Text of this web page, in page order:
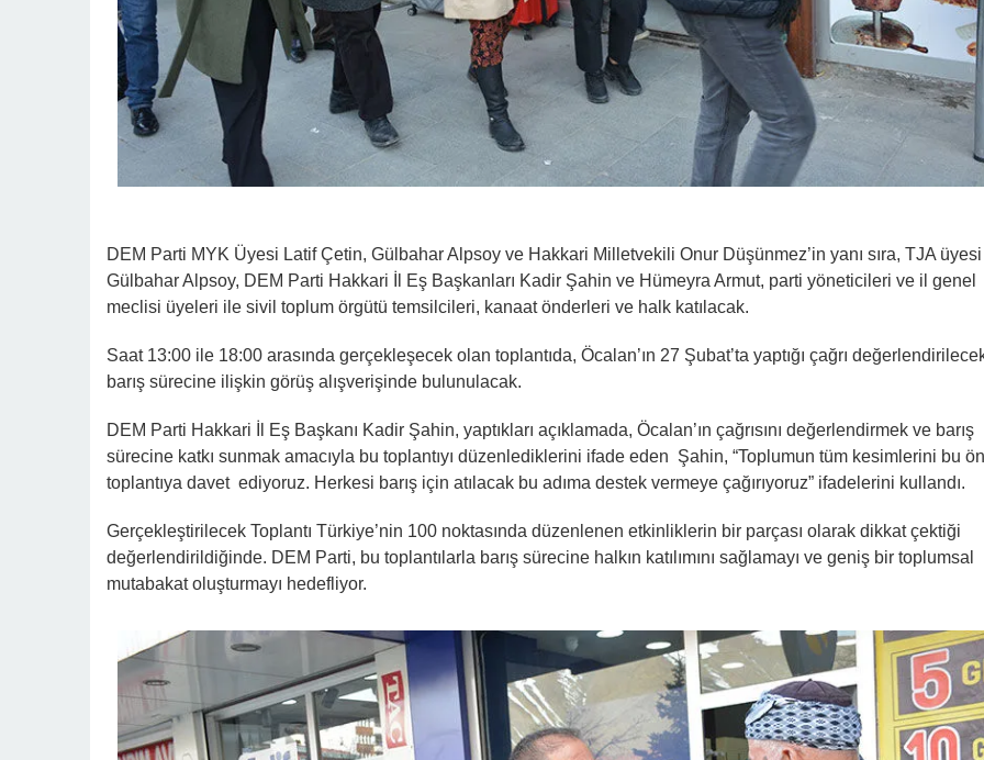
DEM Parti MYK Üyesi Latif Çetin, Gülbahar Alpsoy ve Hakkari Milletvekili Onur Düşünmez’in yanı sıra, TJA üyesi
Gülbahar Alpsoy, DEM Parti Hakkari İl Eş Başkanları Kadir Şahin ve Hümeyra Armut, parti yöneticileri ve il genel
meclisi üyeleri ile sivil toplum örgütü temsilcileri, kanaat önderleri ve halk katılacak.
Saat 13:00 ile 18:00 arasında gerçekleşecek olan toplantıda, Öcalan’ın 27 Şubat’ta yaptığı çağrı
barış sürecine ilişkin görüş alışverişinde bulunulacak.
DEM Parti Hakkari İl Eş Başkanı Kadir Şahin, yaptıkları açıklamada, Öcalan’ın çağrısını değerlendirmek ve barış
sürecine katkı sunmak amacıyla bu toplantıyı düzenlediklerini ifade eden Şahin, “Toplumun tüm kesimlerini bu
toplantıya davet ediyoruz. Herkesi barış için atılacak bu adıma destek vermeye çağırıyoruz” ifadelerini kullandı.
Gerçekleştirilecek Toplantı Türkiye’nin 100 noktasında düzenlenen etkinliklerin bir parçası olarak dikkat çektiği
değerlendirildiğinde. DEM Parti, bu toplantılarla barış sürecine halkın katılımını sağlamayı ve geniş bir toplumsal
mutabakat oluşturmayı hedefliyor.